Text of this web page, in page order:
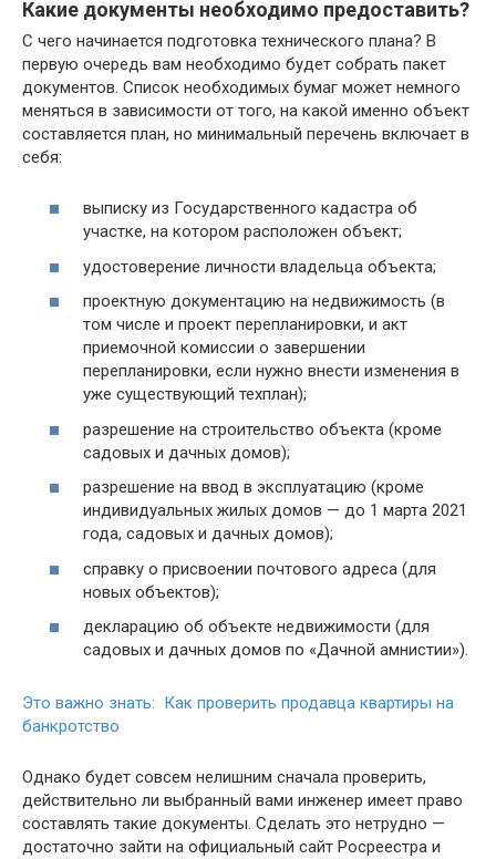
Какие документы необходимо предоставить?
С чего начинается подготовка технического плана? В
первую очередь вам необходимо будет собрать пакет
документов. Список необходимых бумаг может немного
меняться в зависимости от того, на какой именно объект
составляется план, но минимальный перечень включает в
себя:
выписку из Государственного кадастра об
участке, на котором расположен объект;
удостоверение личности владельца объекта;
проектную документацию на недвижимость (в
том числе и проект перепланировки, и акт
приемочной комиссии о завершении
перепланировки, если нужно внести изменения в
уже существующий техплан);
разрешение на строительство объекта (кроме
садовых и дачных домов);
разрешение на ввод в эксплуатацию (кроме
индивидуальных жилых домов — до 1 марта 2021
года, садовых и дачных домов);
справку о присвоении почтового адреса (для
новых объектов);
декларацию об объекте недвижимости (для
садовых и дачных домов по «Дачной амнистии»).
Это важно знать: Как проверить продавца квартиры на
банкротство
Однако будет совсем нелишним сначала проверить,
действительно ли выбранный вами инженер имеет право
составлять такие документы. Сделать это нетрудно —
достаточно зайти на официальный сайт Росреестра и